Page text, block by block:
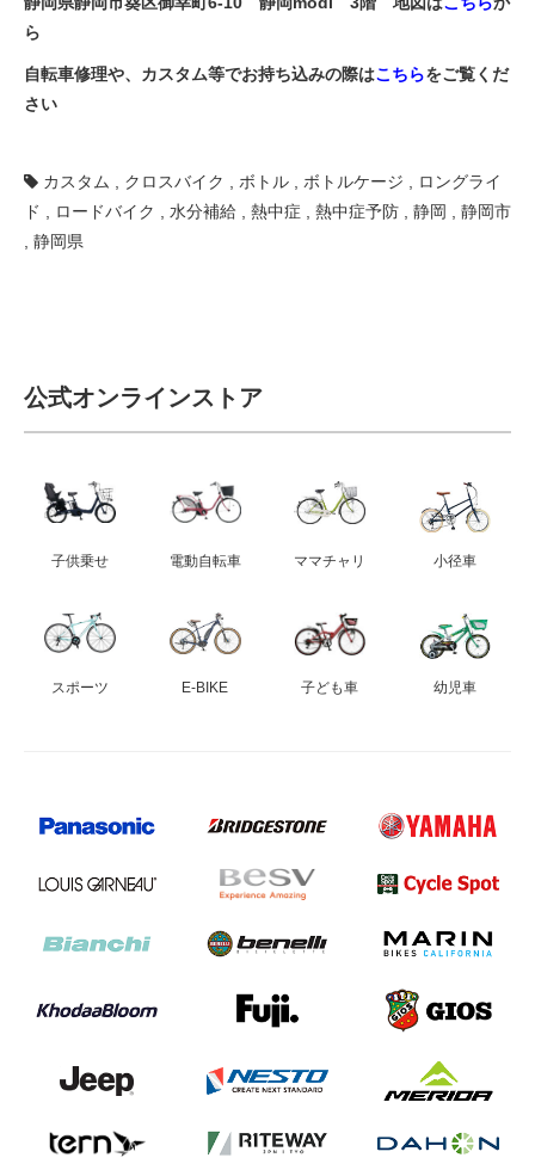
ら
自転車修理や、カスタム等でお持ち込みの際はこちらをご覧くだ
さい
カスタム クロスバイク ボトル ボトルケージ
ロングライ
ド
ロードバイク 水分補給 熱中症 熱中症予防 静岡
静岡市
静岡県
公式オンラインストア
子供乗せ 電動自転車 ママチャリ 小径車
スポーツ E-BIKE 子ども車 幼児車